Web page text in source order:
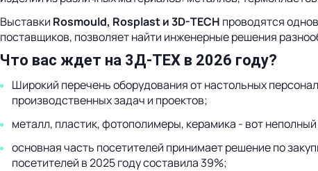
Выставки Rosmould, Rosplast и 3D-TECH проводятся
поставщиков, позволяет найти инженерные решения
Что вас ждет на 3Д-ТЕХ в 2026 году?
Широкий перечень оборудования от настольных
производственных задач и проектов;
металл, пластик, фотополимеры, керамика - вот
основная часть посетителей принимает решение по
посетителей в 2025 году составила 39%;